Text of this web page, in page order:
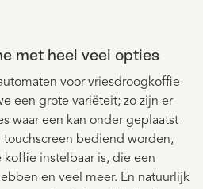
met heel veel opties
voor vriesdroogkoffie
een grote variëteit; zo zijn er
waar een kan onder geplaatst
touchscreen bediend worden,
instelbaar is, die een
en veel meer. En natuurlijk